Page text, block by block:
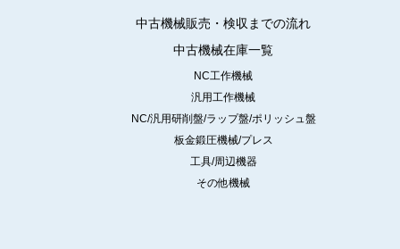
中古機械販売・検収までの流れ
中古機械在庫一覧
NC工作機械
汎用工作機械
NC/汎用研削盤/ラップ盤/ポリッシュ盤
板金鍛圧機械/プレス
工具/周辺機器
その他機械